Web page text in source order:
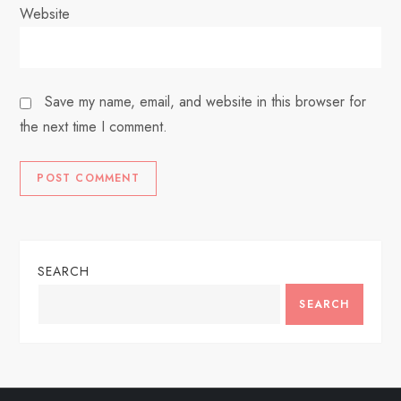
Website
Save my name, email, and website in this browser for
the next time I comment.
SEARCH
SEARCH